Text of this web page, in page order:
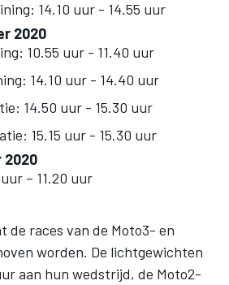
14.10 uur - 14.55 uur
2020
10.55 uur - 11.40 uur
14.10 uur - 14.40 uur
14.50 uur - 15.30 uur
15.15 uur - 15.30 uur
2020
– 11.20 uur
de races van de Moto3- en
worden. De lichtgewichten
aan hun wedstrijd, de Moto2-